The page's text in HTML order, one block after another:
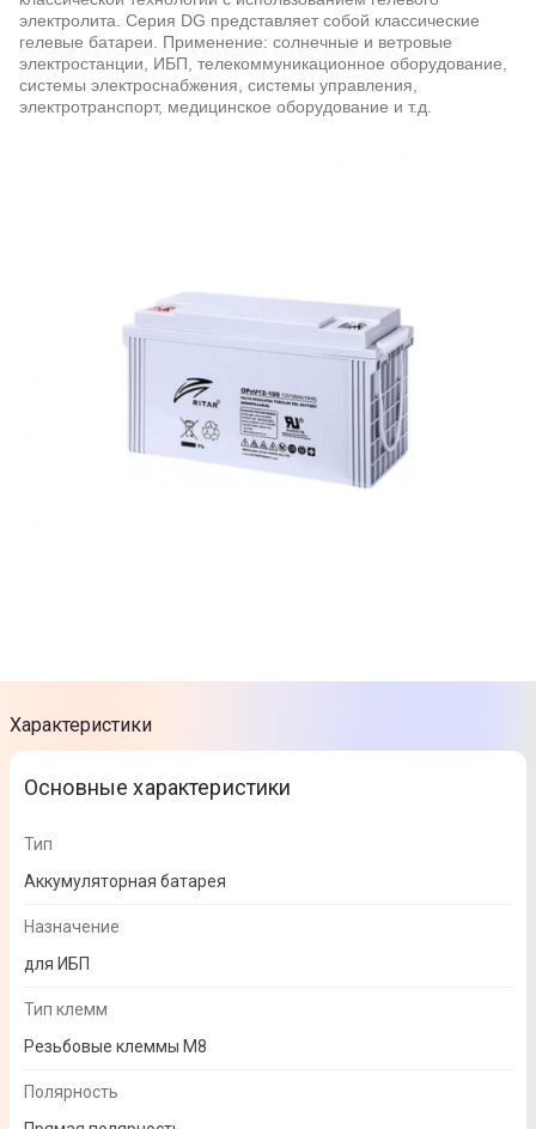
электролита. Серия DG представляет собой классические
гелевые батареи. Применение: солнечные и ветровые
электростанции, ИБП, телекоммуникационное оборудование,
системы электроснабжения, системы управления,
электротранспорт, медицинское оборудование и т.д.
Характеристики
Основные характеристики
Тип
Аккумуляторная батарея
Назначение
для ИБП
Тип клемм
Резьбовые клеммы М8
Полярность